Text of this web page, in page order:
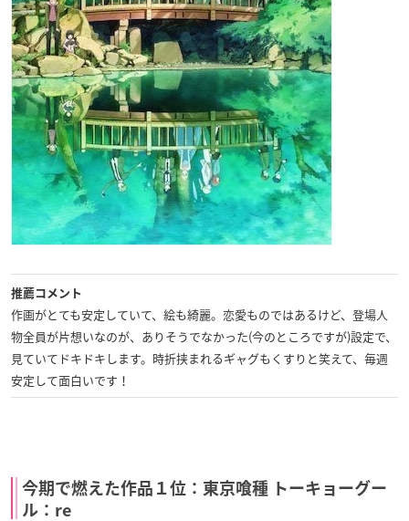
推薦コメント
作画がとても安定していて、絵も綺麗。恋愛ものではあるけど、登場人
物全員が片想いなのが、ありそうでなかった(今のところですが)設定で、
見ていてドキドキします。時折挟まれるギャグもくすりと笑えて、毎週
安定して面白いです！
今期で燃えた作品１位：東京喰種 トーキョーグー
ル：re